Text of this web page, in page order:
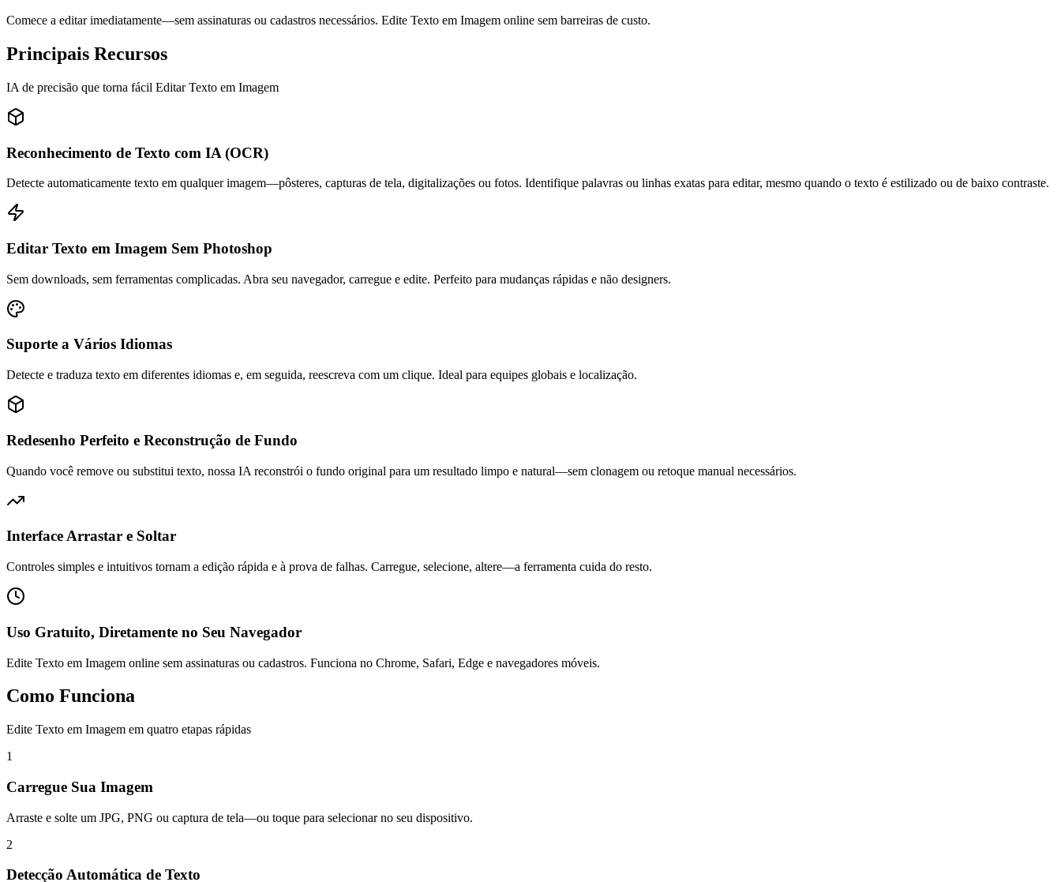
Comece a editar imediatamente—sem assinaturas ou cadastros necessários. Edite Texto em Imagem online sem barreiras de custo.
Principais Recursos
IA de precisão que torna fácil Editar Texto em Imagem
Reconhecimento de Texto com IA (OCR)
Detecte automaticamente texto em qualquer imagem—pôsteres, capturas de tela, digitalizações ou fotos. Identifique palavras ou linhas exatas para editar, mesmo quando o texto é estilizado ou de baixo contraste.
Editar Texto em Imagem Sem Photoshop
Sem downloads, sem ferramentas complicadas. Abra seu navegador, carregue e edite. Perfeito para mudanças rápidas e não designers.
Suporte a Vários Idiomas
Detecte e traduza texto em diferentes idiomas e, em seguida, reescreva com um clique. Ideal para equipes globais e localização.
Redesenho Perfeito e Reconstrução de Fundo
Quando você remove ou substitui texto, nossa IA reconstrói o fundo original para um resultado limpo e natural—sem clonagem ou retoque manual necessários.
Interface Arrastar e Soltar
Controles simples e intuitivos tornam a edição rápida e à prova de falhas. Carregue, selecione, altere—a ferramenta cuida do resto.
Uso Gratuito, Diretamente no Seu Navegador
Edite Texto em Imagem online sem assinaturas ou cadastros. Funciona no Chrome, Safari, Edge e navegadores móveis.
Como Funciona
Edite Texto em Imagem em quatro etapas rápidas
1
Carregue Sua Imagem
Arraste e solte um JPG, PNG ou captura de tela—ou toque para selecionar no seu dispositivo.
2
Detecção Automática de Texto